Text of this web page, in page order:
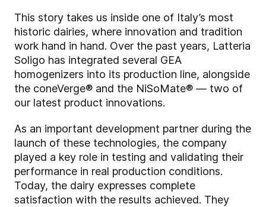
This story takes us inside one of Italy’s most
historic dairies, where innovation and tradition
work hand in hand. Over the past years, Latteria
Soligo has integrated several GEA
homogenizers into its production line, alongside
the coneVerge® and the NiSoMate® — two of
our latest product innovations.
As an important development partner during the
launch of these technologies, the company
played a key role in testing and validating their
performance in real production conditions.
Today, the dairy expresses complete
satisfaction with the results achieved. They